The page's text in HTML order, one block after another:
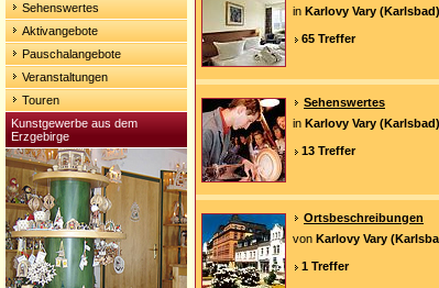
Sehenswertes
Aktivangebote
Pauschalangebote
Veranstaltungen
Touren
Kunstgewerbe aus dem
Erzgebirge
in Karlovy Vary (Karlsbad)
65 Treffer
Sehenswertes
in Karlovy Vary (Karlsbad)
13 Treffer
Ortsbeschreibungen
von Karlovy Vary
1 Treffer